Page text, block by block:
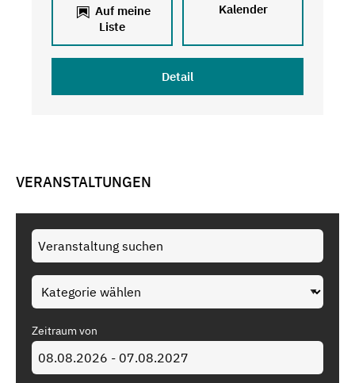
Auf meine
Liste
Kalender
Detail
VERANSTALTUNGEN
Zeitraum von